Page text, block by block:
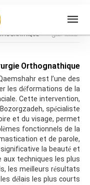
صفحه اصلی
Orthognathique
est l’une des
les déformations de la
Cette intervention,
spécialiste
et du visage, permet
fonctionnels de la
et de parole,
la beauté et
aux techniques les plus
les meilleurs résultats
délais les plus courts.